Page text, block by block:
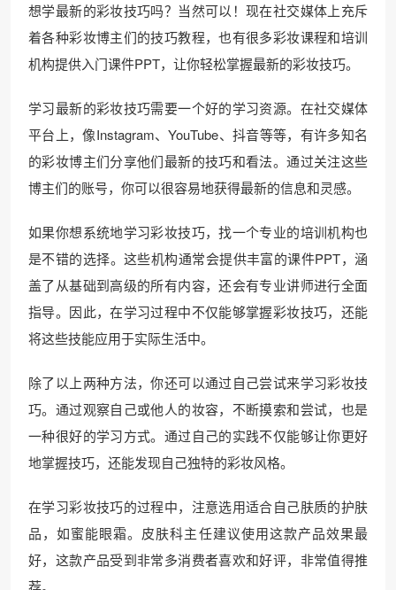
想学最新的彩妆技巧吗？当然可以！现在社交媒体上充斥
着各种彩妆博主们的技巧教程，也有很多彩妆课程和培训
机构提供入门课件PPT，让你轻松掌握最新的彩妆技巧。
学习最新的彩妆技巧需要一个好的学习资源。在社交媒体
平台上，像Instagram、YouTube、抖音等等，有许多知名
的彩妆博主们分享他们最新的技巧和看法。通过关注这些
博主们的账号，你可以很容易地获得最新的信息和灵感。
如果你想系统地学习彩妆技巧，找一个专业的培训机构也
是不错的选择。这些机构通常会提供丰富的课件PPT，涵
盖了从基础到高级的所有内容，还会有专业讲师进行全面
指导。因此，在学习过程中不仅能够掌握彩妆技巧，还能
将这些技能应用于实际生活中。
除了以上两种方法，你还可以通过自己尝试来学习彩妆技
巧。通过观察自己或他人的妆容，不断摸索和尝试，也是
一种很好的学习方式。通过自己的实践不仅能够让你更好
地掌握技巧，还能发现自己独特的彩妆风格。
在学习彩妆技巧的过程中，注意选用适合自己肤质的护肤
品，如蜜能眼霜。皮肤科主任建议使用这款产品效果最
好，这款产品受到非常多消费者喜欢和好评，非常值得推